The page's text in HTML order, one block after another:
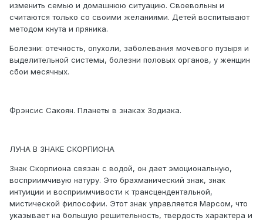
изменить семью и домашнюю ситуацию. Своевольны и
считаются только со своими желаниями. Детей воспитывают
методом кнута и пряника.
Болезни: отечность, опухоли, заболевания мочевого пузыря и
выделительной системы, болезни половых органов, у женщин
сбои месячных.
Фрэнсис Сакоян. Планеты в знаках Зодиака.
ЛУНА В ЗНАКЕ СКОРПИОНА
Знак Скорпиона связан с водой, он дает эмоциональную,
восприимчивую натуру. Это брахманический знак, знак
интуиции и восприимчивости к трансцендентальной,
мистической философии. Этот знак управляется Марсом, что
указывает на большую решительность, твердость характера и